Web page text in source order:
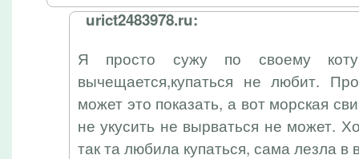
urict2483978.ru:
Я просто сужу по своему
вычещается,купаться не любит.
может это показать, а вот морская
не укусить не вырваться не может.
так та любила купаться, сама лезла в